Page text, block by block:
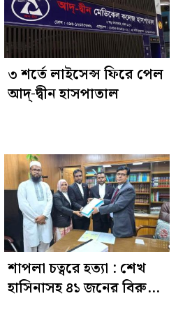
৩ শর্তে লাইসেন্স ফিরে পেল
আদ্-দ্বীন হাসপাতাল
শাপলা চত্বরে হত্যা : শেখ
হাসিনাসহ ৪১ জনের বিরুদ্ধে